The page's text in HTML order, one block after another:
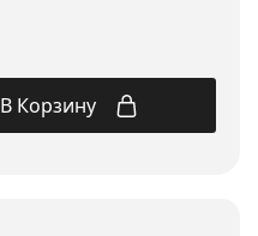
В Корзину